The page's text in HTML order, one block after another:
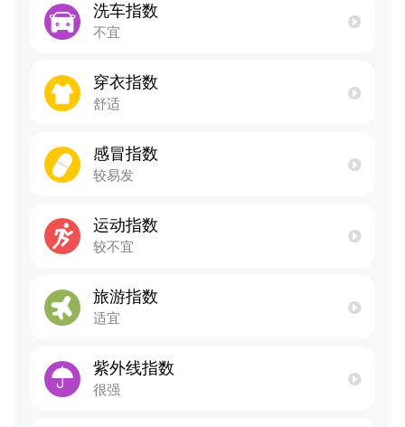
洗车指数
不宜
穿衣指数
舒适
感冒指数
较易发
运动指数
较不宜
旅游指数
适宜
紫外线指数
很强